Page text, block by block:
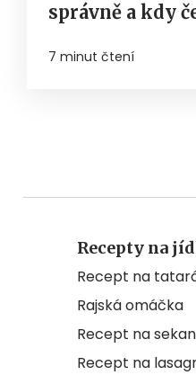
správně a kdy
7 minut čtení
Recepty na
Recept na
Rajská omáčka
Recept na
Recept na